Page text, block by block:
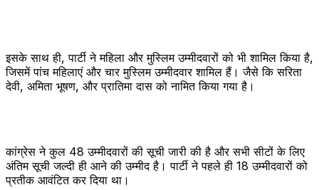
इसके साथ ही, पार्टी ने महिला और मुस्लिम उम्मीदवारों को भी शामिल किया है,
जिसमें पांच महिलाएं और चार मुस्लिम उम्मीदवार शामिल हैं। जैसे कि सरिता
देवी, अमिता भूषण, और प्रातिमा दास को नामित किया गया है।
कांग्रेस ने कुल 48 उम्मीदवारों की सूची जारी की है और सभी सीटों के लिए
अंतिम सूची जल्दी ही आने की उम्मीद है। पार्टी ने पहले ही 18 उम्मीदवारों को
प्रतीक आवंटित कर दिया था।